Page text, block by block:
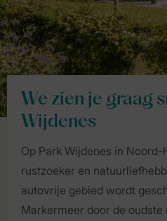
We zien je graag
Wijdenes
Op Park Wijdenes in Noord-
rustzoeker en
autovrije gebied wordt
Markermeer door de